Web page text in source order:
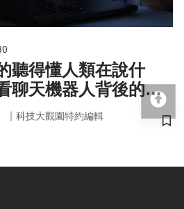
聽得懂人類在說什
聊天機器人背後的語
｜ 科技大觀園特約編輯
儲
回